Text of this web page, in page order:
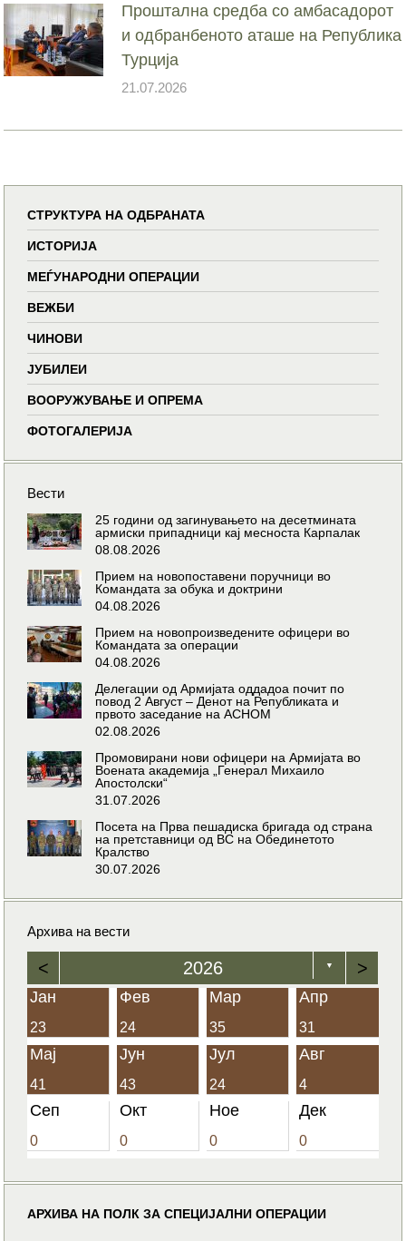
Проштална средба со амбасадорот
и одбранбеното аташе на Република
Турција
21.07.2026
СТРУКТУРА НА ОДБРАНАТА
ИСТОРИЈА
МЕЃУНАРОДНИ ОПЕРАЦИИ
ВЕЖБИ
ЧИНОВИ
ЈУБИЛЕИ
ВООРУЖУВАЊЕ И ОПРЕМА
ФОТОГАЛЕРИЈА
Вести
25 години од загинувањето на десетмината
армиски припадници кај месноста Карпалак
08.08.2026
Прием на новопоставени поручници во
Командата за обука и доктрини
04.08.2026
Прием на новопроизведените офицери во
Командата за операции
04.08.2026
Делегации од Армијата оддадоа почит по
повод 2 Август – Денот на Републиката и
првото заседание на АСНОМ
02.08.2026
Промовирани нови офицери на Армијата во
Воената академија „Генерал Михаило
Апостолски“
31.07.2026
Посета на Прва пешадиска бригада од страна
на претставници од ВС на Обединетото
Кралство
30.07.2026
Архива на вести
< 2026 ▼ >
Јан
23
Фев
24
Мар
35
Апр
31
Мај
41
Јун
43
Јул
24
Авг
4
Сеп
0
Окт
0
Ное
0
Дек
0
АРХИВА НА ПОЛК ЗА СПЕЦИЈАЛНИ ОПЕРАЦИИ